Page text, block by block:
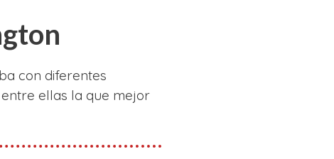
con diferentes
ellas la que mejor